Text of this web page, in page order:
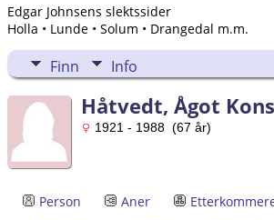
Edgar Johnsens slektssider
Holla • Lunde • Solum • Drangedal m.m.
Finn Info
Håtvedt, Ågot
1921 - 1988 (67 år)
Person Aner